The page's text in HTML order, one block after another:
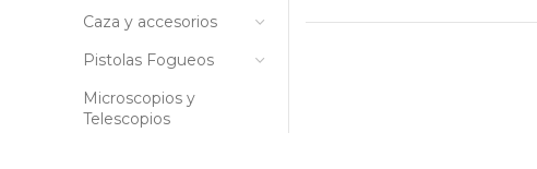
Caza y accesorios
Pistolas Fogueos
Microscopios y
Telescopios